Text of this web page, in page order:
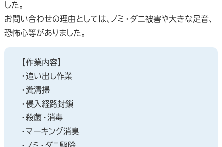
した。
お問い合わせの理由としては、ノミ・ダニ被害や大きな足音、
恐怖心等がありました。
【作業内容】
・追い出し作業
・糞清掃
・侵入経路封鎖
・殺菌・消毒
・マーキング消臭
・ノミ・ダニ駆除